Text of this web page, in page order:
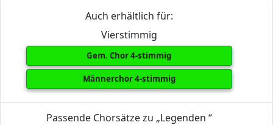
Auch erhältlich für:
Vierstimmig
Gem. Chor 4-stimmig
Männerchor 4-stimmig
Passende Chorsätze zu „Legenden “